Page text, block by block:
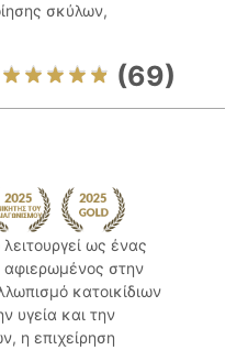
σκύλων,
(69)
ως ένας
αφιερωμένος στην
κατοικίδιων
υγεία και την
η επιχείρηση